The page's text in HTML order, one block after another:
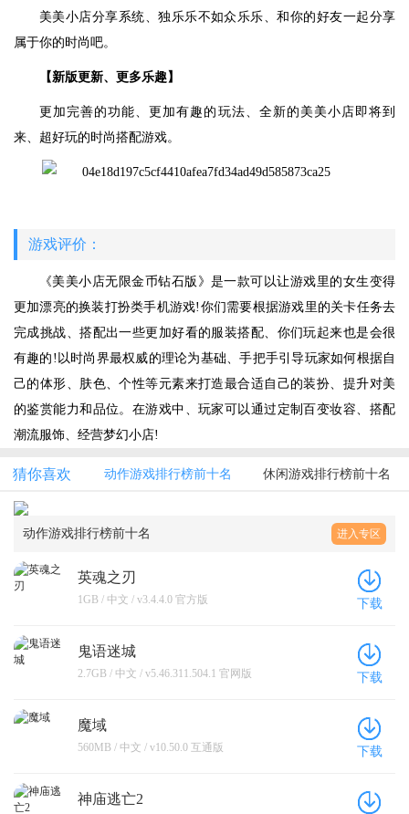
美美小店分享系统、独乐乐不如众乐乐、和你的好友一起分享
属于你的时尚吧。
【新版更新、更多乐趣】
更加完善的功能、更加有趣的玩法、全新的美美小店即将到
来、超好玩的时尚搭配游戏。
游戏评价：
《美美小店无限金币钻石版》是一款可以让游戏里的女生变得
更加漂亮的换装打扮类手机游戏!你们需要根据游戏里的关卡任务去
完成挑战、搭配出一些更加好看的服装搭配、你们玩起来也是会很
有趣的!以时尚界最权威的理论为基础、手把手引导玩家如何根据自
己的体形、肤色、个性等元素来打造最合适自己的装扮、提升对美
的鉴赏能力和品位。在游戏中、玩家可以通过定制百变妆容、搭配
潮流服饰、经营梦幻小店!
猜你喜欢 动作游戏排行榜前十名 休闲游戏排行榜前十名
动作游戏排行榜前十名 进入专区
英魂之刃
1GB / 中文 / v3.4.4.0 官方版 下载
鬼语迷城
2.7GB / 中文 / v5.46.311.504.1 官网版 下载
魔域
560MB / 中文 / v10.50.0 互通版 下载
神庙逃亡2